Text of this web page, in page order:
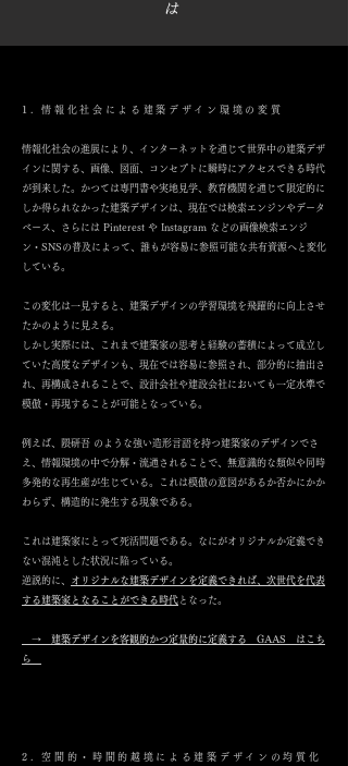
は
1. 情報化社会による建築デザイン環境の変質
情報化社会の進展により、インターネットを通じて世界中の建築デザ
インに関する、画像、図面、コンセプトに瞬時にアクセスできる時代
が到来した。かつては専門書や実地見学、教育機関を通じて限定的に
しか得られなかった建築デザインは、現在では検索エンジンやデータ
ベース、さらには Pinterest や Instagram などの画像検索エンジ
ン・SNSの普及によって、誰もが容易に参照可能な共有資源へと変化
している。
この変化は一見すると、建築デザインの学習環境を飛躍的に向上させ
たかのように見える。
しかし実際には、これまで建築家の思考と経験の蓄積によって成立し
ていた高度なデザインも、現在では容易に参照され、部分的に抽出さ
れ、再構成されることで、設計会社や建設会社においても一定水準で
模倣・再現することが可能となっている。
例えば、隈研吾 のような強い造形言語を持つ建築家のデザインでさ
え、情報環境の中で分解・流通されることで、無意識的な類似や同時
多発的な再生産が生じている。これは模倣の意図があるか否かにかか
わらず、構造的に発生する現象である。
これは建築家にとって死活問題である。なにがオリジナルか定義でき
ない混沌とした状況に陥っている。
逆説的に、
オリジナルな建築デザインを定義できれば、次世代を代表
する建築家となることができる時代 となった。
​→ 建築デザインを客観的かつ定量的に定義する GAAS はこち
ら
2. 空間的・時間的越境による建築デザインの均質化